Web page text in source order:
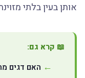
אותן בעין בלתי מזוינת.
📖 קרא גם:
האם דגים